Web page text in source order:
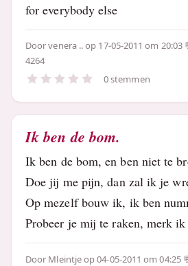
for everybody else
Doorvenera ..op 17-05-2011 om 20:03
4264
0 stemmen
Ik ben de bom.
Ik ben de bom, en ben niet te
Doe jij me pijn, dan zal ik je
Op mezelf bouw ik, ik ben
Probeer je mij te raken, merk ik
Door Mleintjeop 04-05-2011 om 04:25